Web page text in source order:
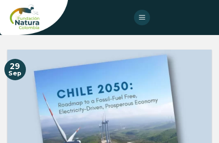
content
29
Sep